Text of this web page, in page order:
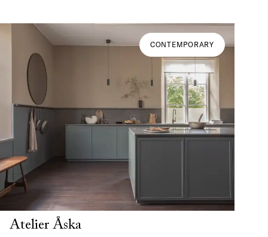
CONTEMPORARY
Atelier Åska